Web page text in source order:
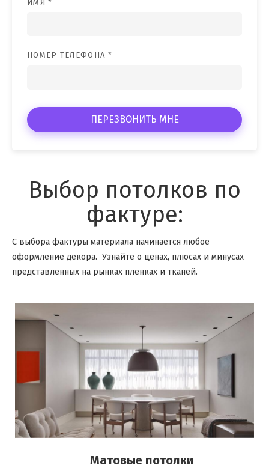
ИМЯ *
НОМЕР ТЕЛЕФОНА *
ПЕРЕЗВОНИТЬ МНЕ
Выбор потолков по
фактуре:
С выбора фактуры материала начинается любое
оформление декора. Узнайте о ценах, плюсах и минусах
представленных на рынках пленках и тканей.
Матовые потолки